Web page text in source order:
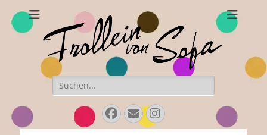
Frollein von Sofa
Handgefertigte Hüte und Accessoires
Suchen
nach:
Facebook
EmailInstagram